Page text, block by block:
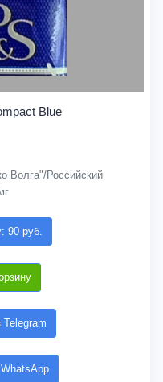
Blue
Волга"/Российский
90 руб.